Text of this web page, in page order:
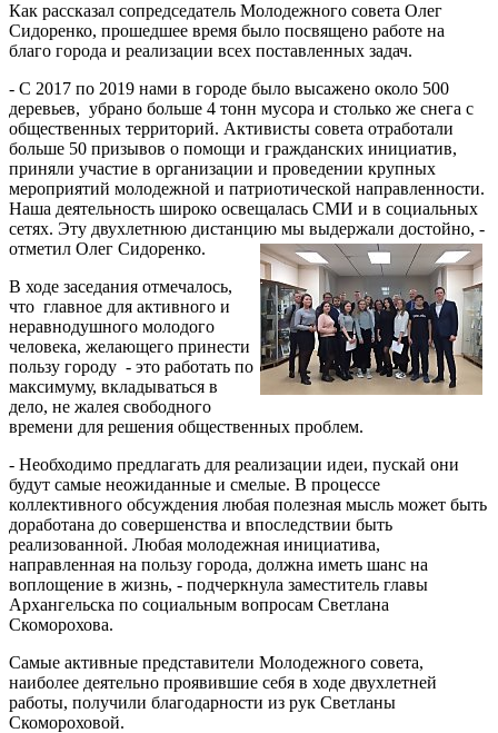
Как рассказал сопредседатель Молодежного совета Олег
Сидоренко, прошедшее время было посвящено работе на
благо города и реализации всех поставленных задач.
- С 2017 по 2019 нами в городе было высажено около 500
деревьев, убрано больше 4 тонн мусора и столько же снега с
общественных территорий. Активисты совета отработали
больше 50 призывов о помощи и гражданских инициатив,
приняли участие в организации и проведении крупных
мероприятий молодежной и патриотической направленности.
Наша деятельность широко освещалась СМИ и в социальных
сетях. Эту двухлетнюю дистанцию мы выдержали достойно, -
отметил Олег Сидоренко.
В ходе заседания отмечалось,
что главное для активного и
неравнодушного молодого
человека, желающего принести
пользу городу - это работать по
максимуму, вкладываться в
дело, не жалея свободного
времени для решения общественных проблем.
- Необходимо предлагать для реализации идеи, пускай они
будут самые неожиданные и смелые. В процессе
коллективного обсуждения любая полезная мысль может быть
доработана до совершенства и впоследствии быть
реализованной. Любая молодежная инициатива,
направленная на пользу города, должна иметь шанс на
воплощение в жизнь, - подчеркнула заместитель главы
Архангельска по социальным вопросам Светлана
Скоморохова.
Самые активные представители Молодежного совета,
наиболее деятельно проявившие себя в ходе двухлетней
работы, получили благодарности из рук Светланы
Скомороховой.